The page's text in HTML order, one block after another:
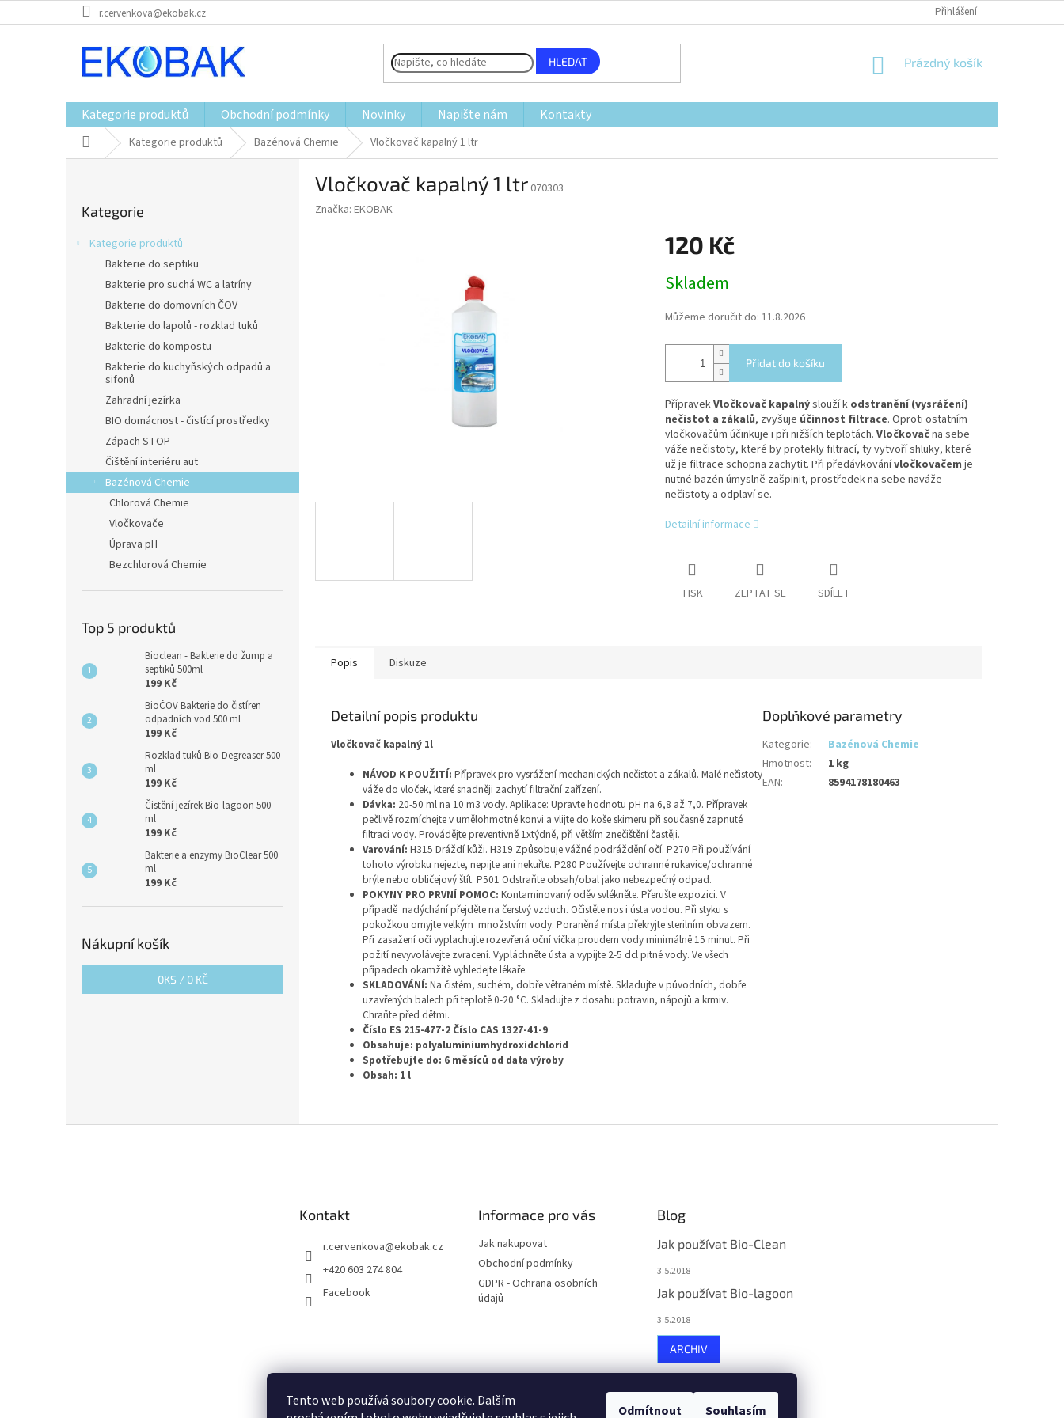
Tento web používá soubory cookie. Dalším
Odmítnout Souhlasím
na
r.cervenkova@ekobak.cz Přihlášení
HLEDAT
NÁKUPNÍ
Prázdný košík
Kategorie produktů Obchodní podmínky Novinky Napište nám Kontakty
Domů Kategorie produktů Bazénová Chemie Vločkovač kapalný 1 ltr
kategorie
Kategorie
Kategorie produktů
Bakterie do septiku
Bakterie pro suchá WC a latríny
Bakterie do domovních ČOV
Bakterie do lapolů - rozklad tuků
Bakterie do kompostu
Bakterie do kuchyňských odpadů a
sifonů
Zahradní jezírka
BIO domácnost - čistící prostředky
Zápach STOP
Čištění interiéru aut
Bazénová Chemie
Chlorová Chemie
Vločkovače
Úprava pH
Bezchlorová Chemie
Top 5 produktů
Bioclean - Bakterie do žump a
septiků 500ml
199 Kč
BioČOV Bakterie do čistíren
odpadních vod 500 ml
199 Kč
Rozklad tuků Bio-Degreaser 500
ml
199 Kč
Čistění jezírek Bio-lagoon 500
ml
199 Kč
Bakterie a enzymy BioClear 500
ml
199 Kč
Nákupní košík
0KS / 0 KČ
Vločkovač kapalný 1 ltr 070303
Značka: EKOBAK
120 Kč
cena:
Skladem
Můžeme doručit do: 11.8.2026
Přidat do košíku
PřípravekVločkovač kapalnýslouží k odstranění (vysrážení)
nečistot a zákalů, zvyšuje účinnost filtrace. Oproti ostatním
vločkovačům účinkuje i při nižších teplotách. Vločkovačna sebe
váže nečistoty, které by protekly filtrací, ty vytvoří shluky, které
už je filtrace schopna zachytit. Při předávkovánívločkovačem je
nutné bazén úmyslně zašpinit, prostředek na sebe naváže
nečistoty a odplaví se.
Detailní informace
TISK ZEPTAT SE SDÍLET
Popis Diskuze
Detailní popis produktu
Vločkovač kapalný 1l
NÁVOD K POUŽITÍ: Přípravek pro vysrážení mechanických nečistot a zákalů. Malé nečistoty
váže do vloček, které snadněji zachytí filtrační zařízení.
Dávka: 20-50 ml na 10 m3 vody. Aplikace: Upravte hodnotu pH na 6,8 až 7,0. Přípravek
pečlivě rozmíchejte v umělohmotné konvi a vlijte do koše skimeru při současně zapnuté
filtraci vody. Provádějte preventivně 1xtýdně, při větším znečištění častěji.
Varování: H315 Dráždí kůži. H319 Způsobuje vážné podráždění očí. P270 Při používání
tohoto výrobku nejezte, nepijte ani nekuřte. P280 Používejte ochranné rukavice/ochranné
brýle nebo obličejový štít. P501 Odstraňte obsah/obal jako nebezpečný odpad.
POKYNY PRO PRVNÍ POMOC: Kontaminovaný oděv svlékněte. Přerušte expozici. V
případě nadýchání přejděte na čerstvý vzduch. Očistěte nos i ústa vodou. Při styku s
pokožkou omyjte velkým množstvím vody. Poraněná místa překryjte sterilním obvazem.
Při zasažení očí vyplachujte rozevřená oční víčka proudem vody minimálně 15 minut. Při
požití nevyvolávejte zvracení. Vypláchněte ústa a vypijte 2-5 dcl pitné vody. Ve všech
případech okamžitě vyhledejte lékaře.
SKLADOVÁNÍ: Na čistém, suchém, dobře větraném místě. Skladujte v původních, dobře
uzavřených balech při teplotě 0-20 °C. Skladujte z dosahu potravin, nápojů a krmiv.
Chraňte před dětmi.
Číslo ES 215-477-2 Číslo CAS 1327-41-9
Obsahuje: polyaluminiumhydroxidchlorid
Spotřebujte do: 6 měsíců od data výroby
Obsah: 1 l
Doplňkové parametry
Kategorie:
Bazénová Chemie
Hmotnost:
1 kg
EAN: 8594178180463
Kontakt
r.cervenkova@ekobak.cz
+420 603 274 804
Facebook
Informace pro vás
Jak nakupovat
Obchodní podmínky
GDPR - Ochrana osobních
údajů
Blog
Jak používat Bio-Clean
3.5.2018
Jak používat Bio-lagoon
3.5.2018
ARCHIV
Najdete nás i na MALL.CZ